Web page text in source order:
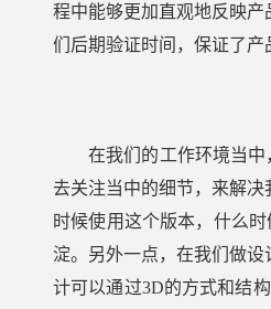
程中能够更加直观地反映
们后期验证时间，保证了产
在我们的工作环境当
去关注当中的细节，来解
时候使用这个版本，什么
淀。另外一点，在我们做
计可以通过3D的方式和结